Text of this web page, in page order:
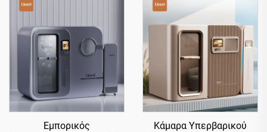
Εμπορικός
Κάμαρα Υπερβαρικού